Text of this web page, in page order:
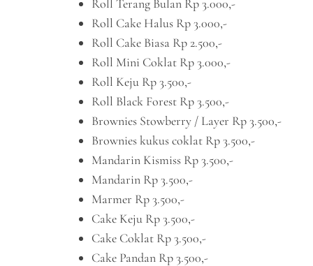
Roll Terang Bulan Rp 3.000,-
Roll Cake Halus Rp 3.000,-
Roll Cake Biasa Rp 2.500,-
Roll Mini Coklat Rp 3.000,-
Roll Keju Rp 3.500,-
Roll Black Forest Rp 3.500,-
Brownies Stowberry / Layer Rp 3.500,-
Brownies kukus coklat Rp 3.500,-
Mandarin Kismiss Rp 3.500,-
Mandarin Rp 3.500,-
Marmer Rp 3.500,-
Cake Keju Rp 3.500,-
Cake Coklat Rp 3.500,-
Cake Pandan Rp 3.500,-